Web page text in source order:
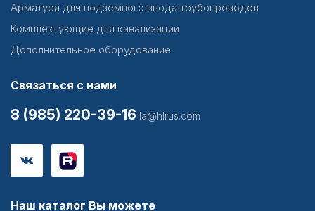
Арматура для подземного ввода трубопроводов
Комплектующие для канализации
Дополнительное оборудование
Связаться с нами
8 (985) 220-39-16 la@hlrus.com
Наш каталог Вы можете